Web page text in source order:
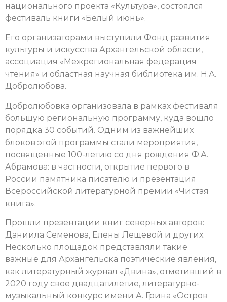
национального проекта «Культура», состоялся
фестиваль книги «Белый июнь».
Его организаторами выступили Фонд развития
культуры и искусства Архангельской области,
ассоциация «Межрегиональная федерация
чтения» и областная научная библиотека им. Н.А.
Добролюбова.
Добролюбовка организовала в рамках фестиваля
большую региональную программу, куда вошло
порядка 30 событий. Одним из важнейших
блоков этой программы стали мероприятия,
посвященные 100-летию со дня рождения Ф.А.
Абрамова: в частности, открытие первого в
России памятника писателю и презентация
Всероссийской литературной премии «Чистая
книга».
Прошли презентации книг северных авторов:
Даниила Семенова, Елены Лещевой и других.
Несколько площадок представляли такие
важные для Архангельска поэтические явления,
как литературный журнал «Двина», отметивший в
2020 году свое двадцатилетие, литературно-
музыкальный конкурс имени А. Грина «Остров